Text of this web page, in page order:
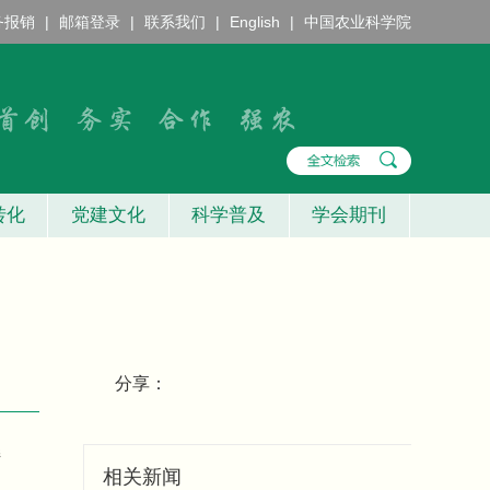
报销 | 邮箱登录 | 联系我们 | English | 中国农业科学院
化 党建文化 科学普及 学会期刊
分享：
相关新闻